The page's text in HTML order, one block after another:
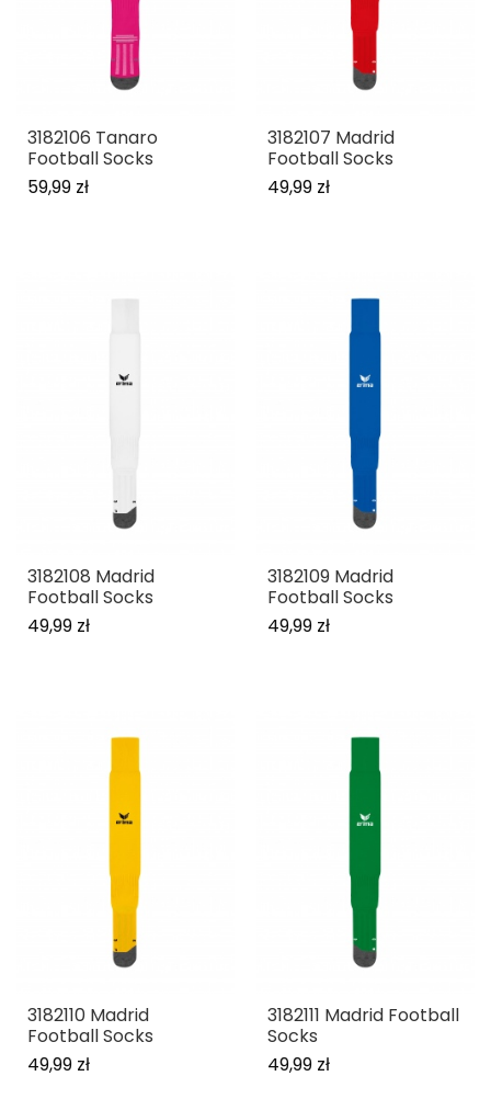
3182106 Tanaro
Football Socks
59,99 zł
3182107 Madrid
Football Socks
49,99 zł
3182108 Madrid
Football Socks
49,99 zł
3182109 Madrid
Football Socks
49,99 zł
3182110 Madrid
Football Socks
49,99 zł
3182111 Madrid Football
Socks
49,99 zł